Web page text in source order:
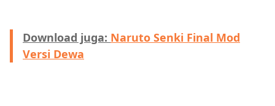
Download juga: Naruto Senki Final Mod
Versi Dewa